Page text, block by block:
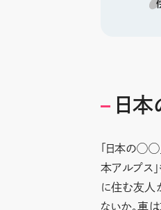
日本
「日本の◯◯
本アルプス
に住む友人
ないか。車